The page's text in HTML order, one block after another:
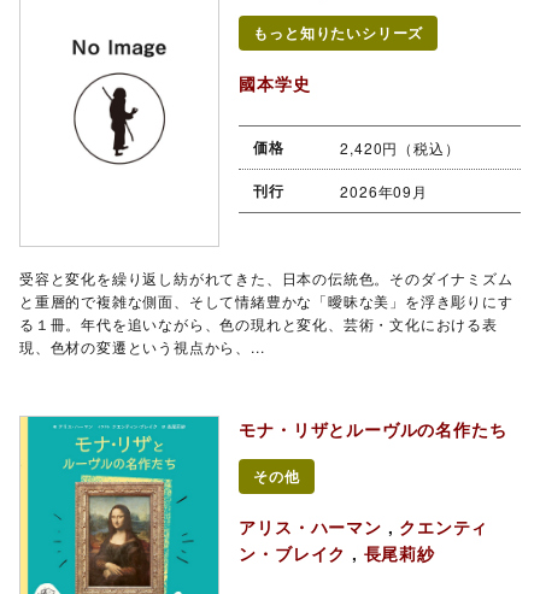
もっと知りたいシリーズ
國本学史
価格 2,420円（税込）
刊行 2026年09月
受容と変化を繰り返し紡がれてきた、日本の伝統色。そのダイナミズム
と重層的で複雑な側面、そして情緒豊かな「曖昧な美」を浮き彫りにす
る１冊。年代を追いながら、色の現れと変化、芸術・文化における表
現、色材の変遷という視点から、...
モナ・リザとルーヴルの名作たち
その他
アリス・ハーマン , クエンティ
ン・ブレイク , 長尾莉紗